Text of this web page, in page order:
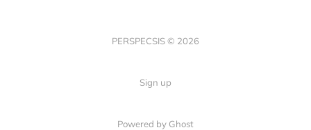
PERSPECSIS © 2026
Sign up
Powered by Ghost